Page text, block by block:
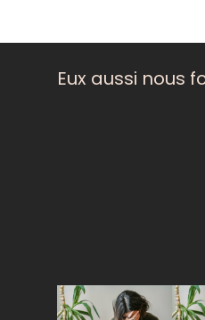
Eux aussi nous